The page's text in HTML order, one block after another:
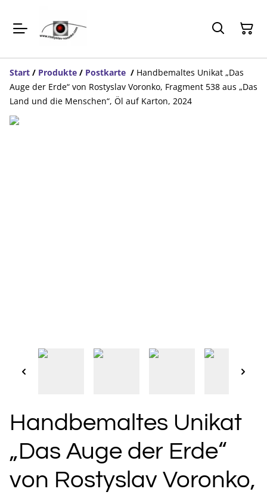
Start / Produkte / Postkarte / Handbemaltes Unikat „Das
Auge der Erde“ von Rostyslav Voronko, Fragment 538 aus „Das
Land und die Menschen“, Öl auf Karton, 2024
Handbemaltes Unikat
„Das Auge der Erde“
von Rostyslav Voronko,